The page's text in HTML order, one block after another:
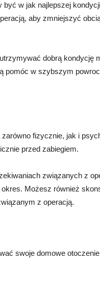
w jak najlepszej
aby zmniejszyć
dobrą kondycję
pomóc w szybszym
fizycznie, jak i
przed zabiegiem.
związanych z
Możesz również
z operacją.
swoje domowe